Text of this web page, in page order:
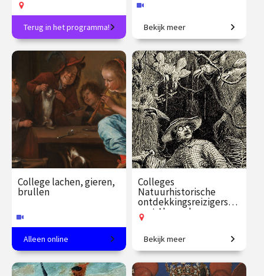
Elke week een verrassend
onderwerp en inclusief
€ 24.50
vanaf 11
aug.
Op locatie
Terug in het programma!
De gelukkige klas.
€ 35.00
vanaf 23
aug.
Online
Bekijk meer
College lachen, gieren,
brullen
Kunsthistoricus Martijn
Pieters over humor in 16e en
17e-eeuwse kunst.
Alleen online
Colleges
Natuurhistorische
ontdekkingsreizigers
met Alexander
Reeuwijk
In het spoor van de grote
natuurhistorische
ontdekkingsreizigers.
Bekijk meer